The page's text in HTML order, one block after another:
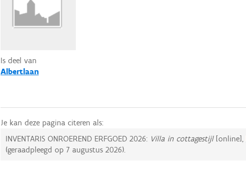
Is deel van
Albertlaan
Je kan deze pagina citeren als:
INVENTARIS ONROEREND ERFGOED 2026: Villa in cottagestijl[online],
(geraadpleegd op7 augustus 2026).